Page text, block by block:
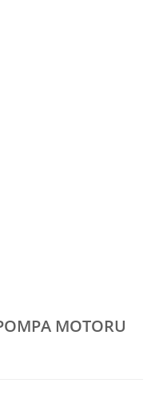
MOTORU